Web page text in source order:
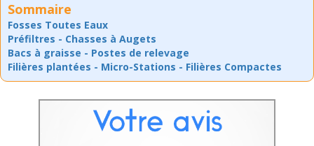
Sommaire
Fosses Toutes Eaux
Préfiltres - Chasses à Augets
Bacs à graisse - Postes de relevage
Filières plantées - Micro-Stations - Filières Compactes